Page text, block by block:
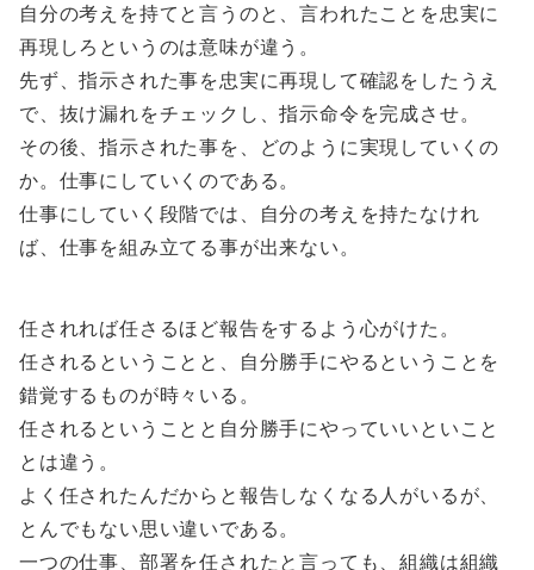
自分の考えを持てと言うのと、言われたことを忠実に
再現しろというのは意味が違う。
先ず、指示された事を忠実に再現して確認をしたうえ
で、抜け漏れをチェックし、指示命令を完成させ。
その後、指示された事を、どのように実現していくの
か。仕事にしていくのである。
仕事にしていく段階では、自分の考えを持たなけれ
ば、仕事を組み立てる事が出来ない。
任されれば任さるほど報告をするよう心がけた。
任されるということと、自分勝手にやるということを
錯覚するものが時々いる。
任されるということと自分勝手にやっていいといこと
とは違う。
よく任されたんだからと報告しなくなる人がいるが、
とんでもない思い違いである。
一つの仕事、部署を任されたと言っても、組織は組織